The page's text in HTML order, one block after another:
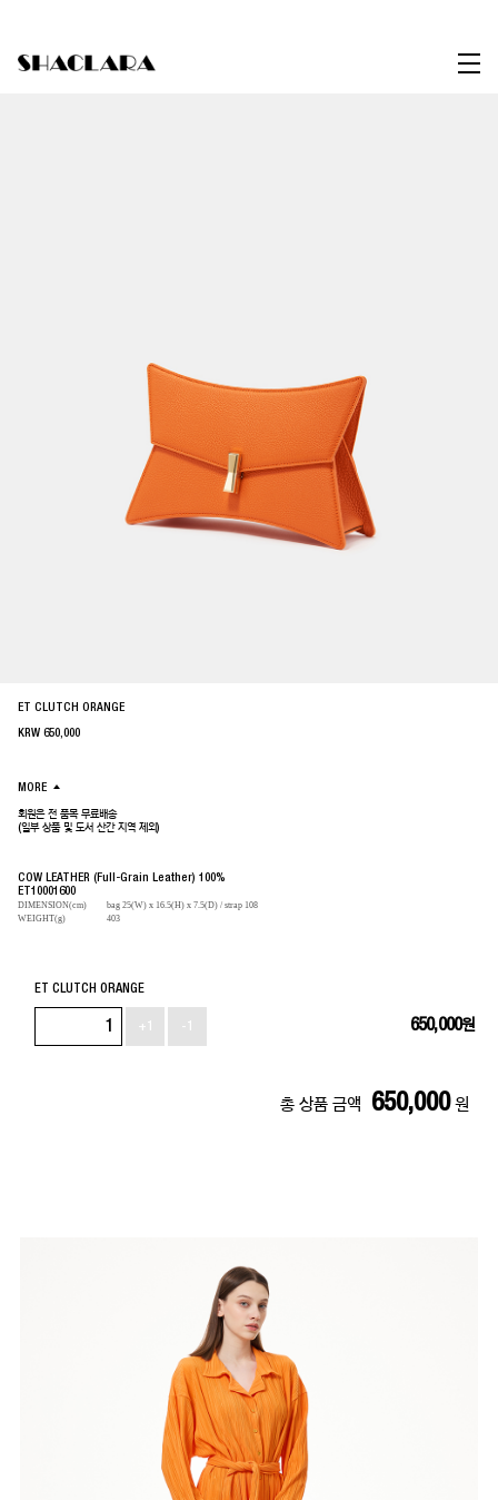
ET CLUTCH ORANGE
KRW 650,000
MORE
회원은 전 품목 무료배송
(일부 상품 및 도서 산간 지역 제외)
COW LEATHER (Full-Grain Leather) 100%
ET10001600
DIMENSION(cm)
bag 25(W) x 16.5(H) x 7.5(D) / strap 108
WEIGHT(g)
403
ET CLUTCH ORANGE
+1 -1 650,000원
총 상품 금액 650,000 원